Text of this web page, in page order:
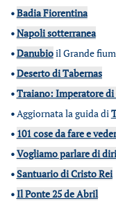
•Badia Fiorentina
•Napoli sotterranea
•Danubioil Grande
•Deserto di Tabernas
•Traiano: Imperatore
•Aggiornata la guida di
• 101 cose da fare e
•Vogliamo parlare di
•Santuario di Cristo Rei
•Il Ponte 25 de Abril